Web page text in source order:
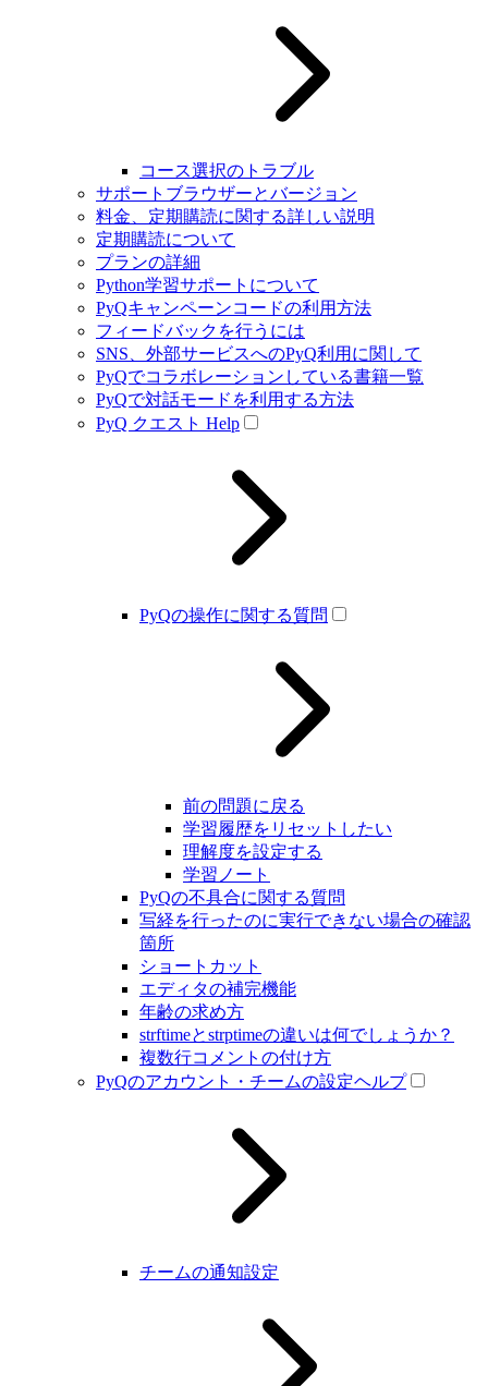
コース選択のトラブル
サポートブラウザーとバージョン
料金、定期購読に関する詳しい説明
定期購読について
プランの詳細
Python学習サポートについて
PyQキャンペーンコードの利用方法
フィードバックを行うには
SNS、外部サービスへのPyQ利用に関して
PyQでコラボレーションしている書籍一覧
PyQで対話モードを利用する方法
PyQ クエスト Help
PyQの操作に関する質問
前の問題に戻る
学習履歴をリセットしたい
理解度を設定する
学習ノート
PyQの不具合に関する質問
写経を行ったのに実行できない場合の確認
箇所
ショートカット
エディタの補完機能
年齢の求め方
strftimeとstrptimeの違いは何でしょうか？
複数行コメントの付け方
PyQのアカウント・チームの設定ヘルプ
チームの通知設定